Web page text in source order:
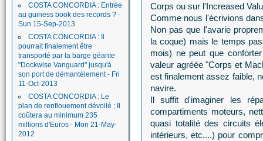
COSTA CONCORDIA : Entrée
au guiness book des records ? -
Sun 15-Sep-2013
COSTA CONCORDIA : Il
pourrait finalement être
transporté par la barge géante
"Dockwise Vanguard" jusqu'à
son port de démantèlement - Fri
11-Oct-2013
COSTA CONCORDIA : Le
plan de renflouement dévoilé ; Il
coûtera au minimum 235
millions d'Euros - Mon 21-May-
2012
Corps ou sur l'Increased
Comme nous l'écrivions
Non pas que l'avarie
la coque) mais le temps
mois) ne peut que
valeur agréée "Corps et
est finalement assez faible,
navire.
Il suffit d'imaginer les
compartiments moteurs,
quasi totalité des circuits
intérieurs, etc....) pour